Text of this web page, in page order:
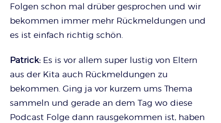
Folgen schon mal drüber gesprochen und wir
bekommen immer mehr Rückmeldungen und
es ist einfach richtig schön.
Patrick: Es is vor allem super lustig von Eltern
aus der Kita auch Rückmeldungen zu
bekommen. Ging ja vor kurzem ums Thema
sammeln und gerade an dem Tag wo diese
Podcast Folge dann rausgekommen ist, haben